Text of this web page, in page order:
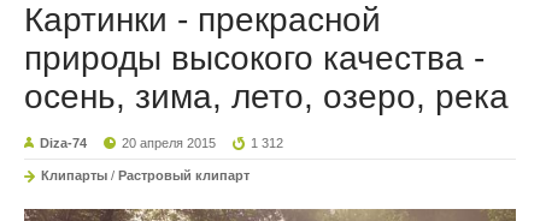
Картинки - прекрасной
природы высокого качества -
осень, зима, лето, озеро, река
Diza-74 20 апреля 2015 1 312
Клипарты / Растровый клипарт